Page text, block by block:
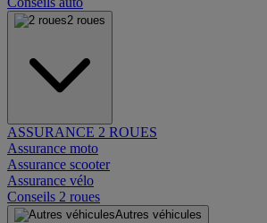
2 roues
ASSURANCE 2 ROUES
Assurance moto
Assurance scooter
Assurance vélo
Conseils 2 roues
Autres véhicules